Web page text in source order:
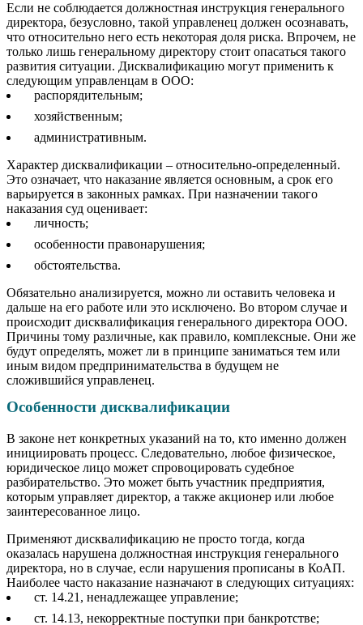
Если не соблюдается должностная инструкция генерального
директора, безусловно, такой управленец должен осознавать,
что относительно него есть некоторая доля риска. Впрочем, не
только лишь генеральному директору стоит опасаться такого
развития ситуации. Дисквалификацию могут применить к
следующим управленцам в ООО:
распорядительным;
хозяйственным;
административным.
Характер дисквалификации – относительно-определенный.
Это означает, что наказание является основным, а срок его
варьируется в законных рамках. При назначении такого
наказания суд оценивает:
личность;
особенности правонарушения;
обстоятельства.
Обязательно анализируется, можно ли оставить человека и
дальше на его работе или это исключено. Во втором случае и
происходит дисквалификация генерального директора ООО.
Причины тому различные, как правило, комплексные. Они же
будут определять, может ли в принципе заниматься тем или
иным видом предпринимательства в будущем не
сложившийся управленец.
Особенности дисквалификации
В законе нет конкретных указаний на то, кто именно должен
инициировать процесс. Следовательно, любое физическое,
юридическое лицо может спровоцировать судебное
разбирательство. Это может быть участник предприятия,
которым управляет директор, а также акционер или любое
заинтересованное лицо.
Применяют дисквалификацию не просто тогда, когда
оказалась нарушена должностная инструкция генерального
директора, но в случае, если нарушения прописаны в КоАП.
Наиболее часто наказание назначают в следующих ситуациях:
ст. 14.21, ненадлежащее управление;
ст. 14.13, некорректные поступки при банкротстве;